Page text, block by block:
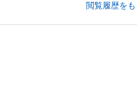
閲覧履歴を